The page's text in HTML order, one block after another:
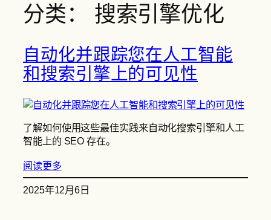
分类： 搜索引擎优化
自动化并跟踪您在人工智能
和搜索引擎上的可见性
了解如何使用这些最佳实践来自动化搜索引擎和人工
智能上的 SEO 存在。
阅读更多
2025年12月6日